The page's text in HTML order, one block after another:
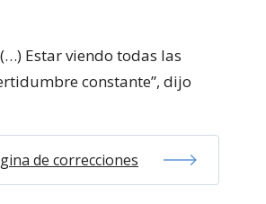
Estar viendo todas las
constante”, dijo
de correcciones